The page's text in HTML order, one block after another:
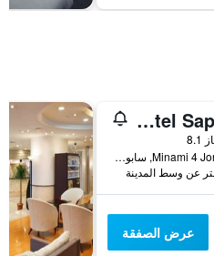
Theatel Sapporo
Minami 4 Jonishi 5-8, سابورو, اليابان
عرض الصفقة